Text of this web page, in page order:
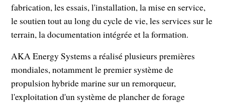
fabrication, les essais, l'installation, la mise en service,
le soutien tout au long du cycle de vie, les services sur le
terrain, la documentation intégrée et la formation.
AKA Energy Systems a réalisé plusieurs premières
mondiales, notamment le premier système de
propulsion hybride marine sur un remorqueur,
l'exploitation d'un système de plancher de forage